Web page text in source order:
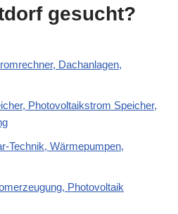
gesucht?
Dachanlagen,
Photovoltaikstrom Speicher,
Technik, Wärmepumpen,
Photovoltaik